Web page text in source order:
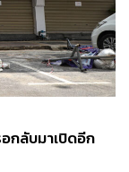
กลับมาเปิดอีก